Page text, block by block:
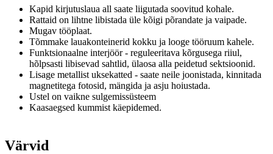
Kapid kirjutuslaua all saate liigutada soovitud kohale.
Rattaid on lihtne libistada üle kõigi põrandate ja vaipade.
Mugav tööplaat.
Tõmmake lauakonteinerid kokku ja looge tööruum kahele.
Funktsionaalne interjöör - reguleeritava kõrgusega riiul,
hõlpsasti libisevad sahtlid, ülaosa alla peidetud sektsioonid.
Lisage metallist uksekatted - saate neile joonistada, kinnitada
magnetitega fotosid, mängida ja asju hoiustada.
Ustel on vaikne sulgemissüsteem
Kaasaegsed kummist käepidemed.
Värvid